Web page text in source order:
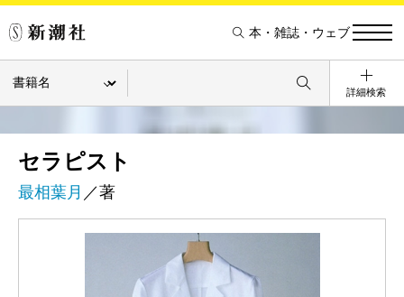
本・雑誌・ウェブ
詳細検索
セラピスト
最相葉月 ／著